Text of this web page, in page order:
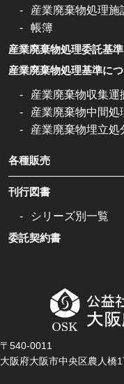
産業廃棄物処理施
帳簿
産業廃棄物処理委託基
産業廃棄物処理基準に
産業廃棄物収集運
産業廃棄物中間処
産業廃棄物埋立処
各種販売
刊行図書
シリーズ別一覧
委託契約書
〒540-0011
大阪府大阪市中央区農人橋